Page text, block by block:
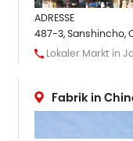
ADRESSE
487-3, Sanshincho,
Lokaler Markt in
Fabrik in